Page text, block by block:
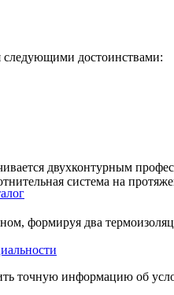
следующими достоинствами:
двухконтурным
система на
формируя два
точную информацию об